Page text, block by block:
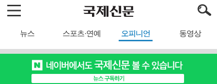
뉴스 스포츠·연예 오피니언 동영상